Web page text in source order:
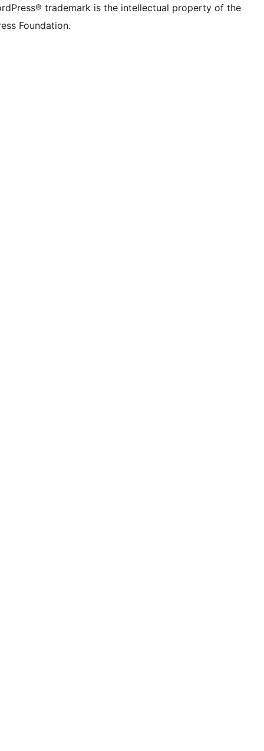
trademark is the intellectual property of the
Foundation.